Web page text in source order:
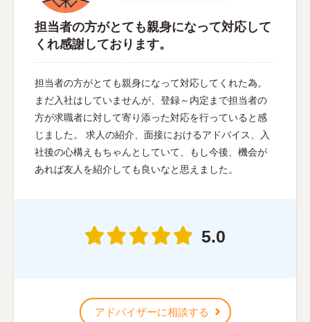
担当者の方がとても親身になって対応して
くれ感謝しております。
担当者の方がとても親身になって対応してくれた為。
まだ入社はしていませんが、登録～内定まで担当者の
方が求職者に対して寄り添った対応を行っていると感
じました。 求人の紹介、面接におけるアドバイス、入
社後の心構えもちゃんとしていて、もし今後、機会が
あれば友人を紹介しても良いなと思えました。
5.0
アドバイザーに相談する